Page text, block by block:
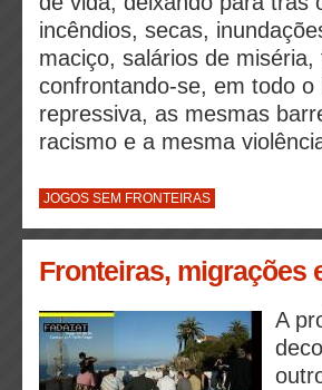
incêndios, secas,
maciço, salários de
confrontando-se, em todo
repressiva, as mesmas
racismo e a mesma
JOGOS SEM FRONTEIRAS
Fronteiras, migrações
A